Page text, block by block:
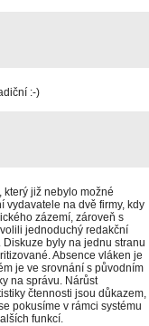
:-)
již nebylo možné
vydavatele na dvě firmy, kdy
zázemí, zároveň s
jednoduchý redakční
byly na jednu stranu
Absence vláken je
je ve srovnání s původním
na správu. Nárůst
čtennosti jsou důkazem,
pokusíme v rámci systému
funkcí.